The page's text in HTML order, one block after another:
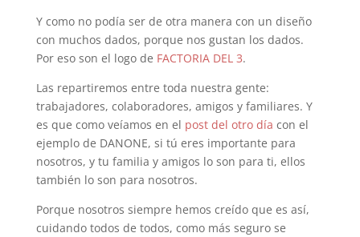
Y como no podía ser de otra manera con un diseño
con muchos dados, porque nos gustan los dados.
Por eso son el logo de FACTORIA DEL 3.
Las repartiremos entre toda nuestra gente:
trabajadores, colaboradores, amigos y familiares. Y
es que como veíamos en el post del otro día con el
ejemplo de DANONE, si tú eres importante para
nosotros, y tu familia y amigos lo son para ti, ellos
también lo son para nosotros.
Porque nosotros siempre hemos creído que es así,
cuidando todos de todos, como más seguro se